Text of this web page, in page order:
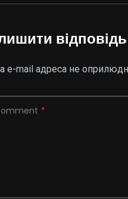
відповідь
e-mail адреса не
*